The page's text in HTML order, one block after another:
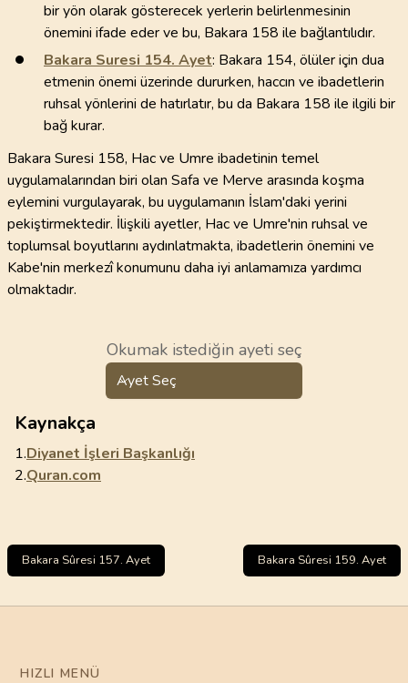
bir yön olarak gösterecek yerlerin belirlenmesinin
önemini ifade eder ve bu, Bakara 158 ile bağlantılıdır.
Bakara Suresi 154. Ayet: Bakara 154, ölüler için dua
etmenin önemi üzerinde dururken, haccın ve ibadetlerin
ruhsal yönlerini de hatırlatır, bu da Bakara 158 ile ilgili bir
bağ kurar.
Bakara Suresi 158, Hac ve Umre ibadetinin temel
uygulamalarından biri olan Safa ve Merve arasında koşma
eylemini vurgulayarak, bu uygulamanın İslam'daki yerini
pekiştirmektedir. İlişkili ayetler, Hac ve Umre'nin ruhsal ve
toplumsal boyutlarını aydınlatmakta, ibadetlerin önemini ve
Kabe'nin merkezî konumunu daha iyi anlamamıza yardımcı
olmaktadır.
Okumak istediğin ayeti seç
Ayet Seç
Kaynakça
1.Diyanet İşleri Başkanlığı
2.Quran.com
Bakara Sûresi 157. Ayet Bakara Sûresi 159. Ayet
HIZLI MENÜ